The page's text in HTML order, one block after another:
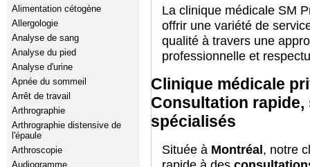
Alimentation cétogène
Allergologie
Analyse de sang
Analyse du pied
Analyse d'urine
Apnée du sommeil
Arrêt de travail
Arthrographie
Arthrographie distensive de
l'épaule
Arthroscopie
Audiogramme
La clinique médicale SM
offrir une variété de
qualité à travers une
professionnelle et
Clinique médicale
Consultation
spécialisés
Située à Montréal, notre